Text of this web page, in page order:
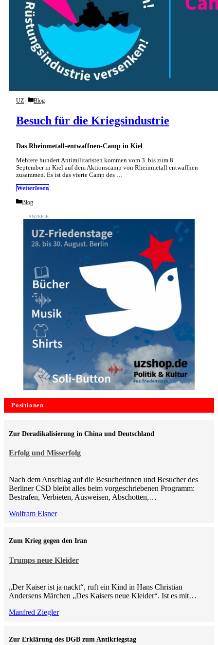
Das Rheinmetall-entwaffnen-Camp in Kiel
Besuch für die Kriegsindustrie
UZ Categories
Blog
Mehrere hundert Antimilitaristen kommen vom 3. bis zum 8.
September in Kiel auf dem Aktionscamp von Rheinmetall entwaffnen
zusammen. Es ist das vierte Camp des …
Weiterlesen
Categories
Blog
Positionen
Erfolg und Misserfolg
Zur Deradikalisierung in China und Deutschland
Nach dem Anschlag auf die Besucherinnen und Besucher des
Berliner CSD bleibt alles beim vorgeschriebenen Programm:
Bestrafen, Verbieten, Ausweisen, Abschotten,…
Wolfram Elsner
Trumps neue Kleider
Zum Krieg gegen den Iran
„Der Kaiser ist ja nackt“, ruft ein Kind in Hans Christian
Andersens Märchen „Des Kaisers neue Kleider“. Ist es mit…
Manfred Ziegler
Zur Erklärung des DGB zum Antikriegstag